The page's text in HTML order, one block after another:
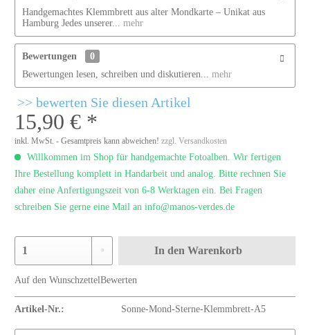
Handgemachtes Klemmbrett aus alter Mondkarte – Unikat aus
Hamburg Jedes unserer...
mehr
Bewertungen
0
Bewertungen lesen, schreiben und diskutieren...
mehr
bewerten Sie diesen Artikel
15,90 € *
inkl. MwSt. - Gesamtpreis kann abweichen!zzgl. Versandkosten
Willkommen im Shop für handgemachte Fotoalben. Wir fertigen
Ihre Bestellung komplett in Handarbeit und analog. Bitte rechnen Sie
daher eine Anfertigungszeit von 6-8 Werktagen ein. Bei Fragen
schreiben Sie gerne eine Mail an info@manos-verdes.de
In den Warenkorb
Auf den WunschzettelBewerten
Artikel-Nr.: Sonne-Mond-Sterne-Klemmbrett-A5